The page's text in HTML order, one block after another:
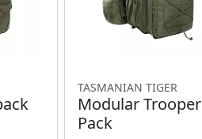
TASMANIAN TIGER
Modular Trooper
Pack